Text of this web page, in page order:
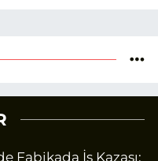
Fabikada İş Kazası: